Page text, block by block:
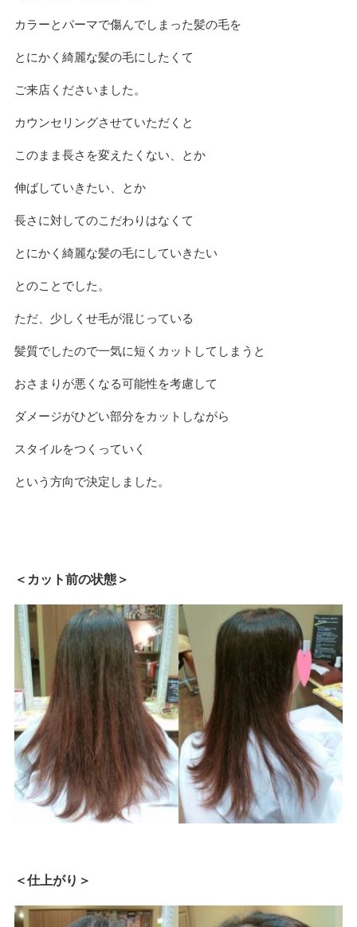
カラーとパーマで傷んでしまった髪の毛を
とにかく綺麗な髪の毛にしたくて
ご来店くださいました。
カウンセリングさせていただくと
このまま長さを変えたくない、とか
伸ばしていきたい、とか
長さに対してのこだわりはなくて
とにかく綺麗な髪の毛にしていきたい
とのことでした。
ただ、少しくせ毛が混じっている
髪質でしたので一気に短くカットしてしまうと
おさまりが悪くなる可能性を考慮して
ダメージがひどい部分をカットしながら
スタイルをつくっていく
という方向で決定しました。
＜カット前の状態＞
＜仕上がり＞